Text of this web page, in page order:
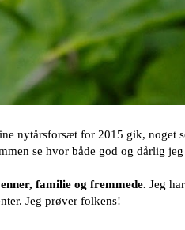
nytårsforsæt for 2015 gik, noget
se hvor både god og dårlig
familie og fremmede. Jeg
Jeg prøver folkens!